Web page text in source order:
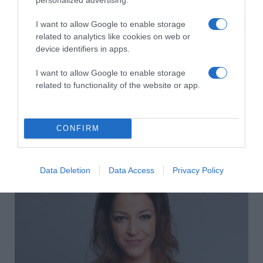
I want to allow Google to enable storage
related to analytics like cookies on web or
device identifiers in apps.
I want to allow Google to enable storage
related to functionality of the website or app.
CONFIRM
Data Deletion Data Access Privacy Policy
3 ok, amiért egy idősebb nő fiatalabb férfit választ